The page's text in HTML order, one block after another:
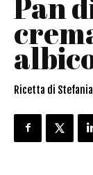
Ricetta di